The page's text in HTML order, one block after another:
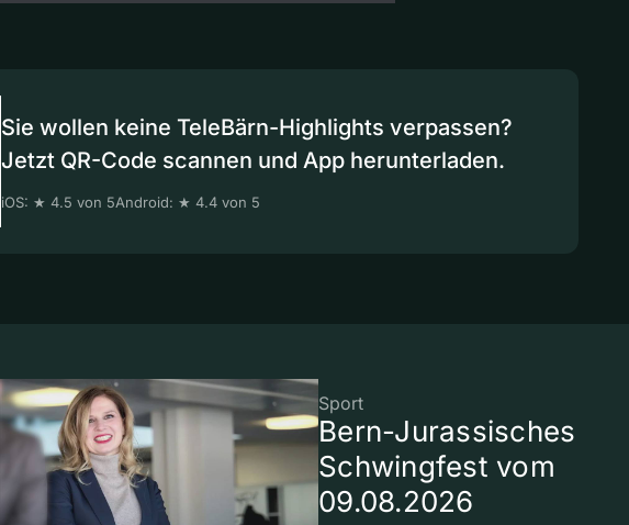
Sie wollen keine TeleBärn-Highlights verpassen?
Jetzt QR-Code scannen und App herunterladen.
iOS: ★ 4.5 von 5Android: ★ 4.4 von 5
Sport
Bern-Jurassisches
Schwingfest vom
09.08.2026